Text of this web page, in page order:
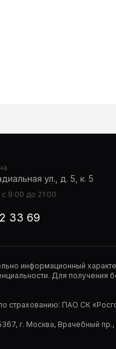
ул., д. 5, к. 5
9:00 до 21:00
33 69
информационный
Для
страхованию: ПАО СК
г. Москва, Врачебный